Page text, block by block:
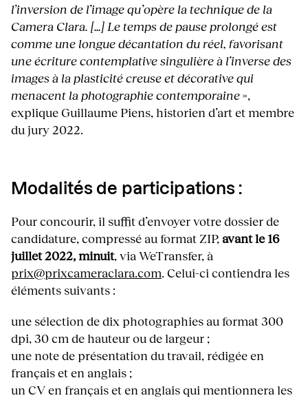
l’inversion de l’image qu’opère la technique de la
Camera Clara. […] Le temps de pause prolongé est
comme une longue décantation du réel, favorisant
une écriture contemplative singulière à l’inverse des
images à la plasticité creuse et décorative qui
menacent la photographie contemporaine»,
explique Guillaume Piens, historien d’art et membre
du jury 2022.
Modalités de participations :
Pour concourir, il suffit d’envoyer votre dossier de
candidature, compressé au format ZIP, avant le 16
juillet 2022, minuit, via WeTransfer, à
prix@prixcameraclara.com. Celui-ci contiendra les
éléments suivants :
une sélection de dix photographies au format 300
dpi, 30 cm de hauteur ou de largeur ;
une note de présentation du travail, rédigée en
français et en anglais ;
un CV en français et en anglais qui mentionnera les